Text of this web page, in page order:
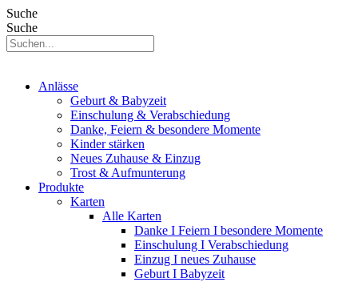
Suche
Suche
Anlässe
Geburt & Babyzeit
Einschulung & Verabschiedung
Danke, Feiern & besondere Momente
Kinder stärken
Neues Zuhause & Einzug
Trost & Aufmunterung
Produkte
Karten
Alle Karten
Danke I Feiern I besondere Momente
Einschulung I Verabschiedung
Einzug I neues Zuhause
Geburt I Babyzeit